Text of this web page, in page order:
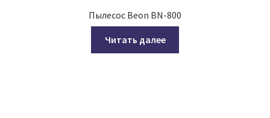
Пылесос Beon BN-800
Читать далее